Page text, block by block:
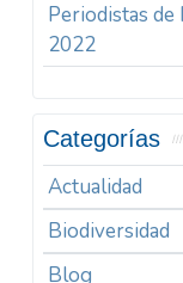
Periodistas de
2022
Categorías
Actualidad
Biodiversidad
Blog